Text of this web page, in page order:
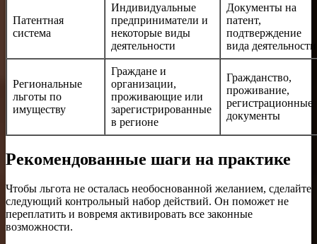
Патентная
система
Индивидуальные
предприниматели и
некоторые виды
деятельности
Документы на
патент,
подтверждение
вида деятельности
Региональные
льготы по
имуществу
Граждане и
организации,
проживающие или
зарегистрированные
в регионе
Гражданство,
проживание,
регистрационные
документы
Рекомендованные шаги на практике
Чтобы льгота не осталась необоснованной желанием, сделайте
следующий контрольный набор действий. Он поможет не
переплатить и вовремя активировать все законные
возможности.